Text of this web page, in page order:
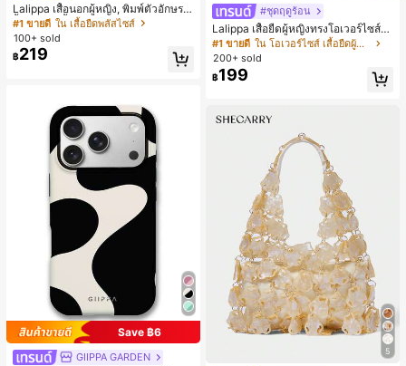
Lalippa เสื้อนอกผู้หญิง, พิมพ์ตัวอักษร, เ
สื้อยืดแขนสั้นฤดูร้อน, ลวดลาย, สีแอปริ
คอต, สีแดงเบอร์กันดี, พิมพ์ตัวอักษร, นั
กเรียน, กลางแจ้ง, สไตล์สตรีท, เสื้อยืดผู้
หญิงไซส์ใหญ่
#1 ขายดี ใน เสื้อยืดพลัสไซส์
100+ sold
฿219
Save ฿6
GIIPPA GARDEN
#ชุดฤดูร้อน
Lalippa เสื้อยืดผู้หญิงทรงโอเวอร์ไซส์ค
วามยาวกลาง คอกลม ไหล่ตก ลายพิมพ์
ตัวอักษรและลายทางแนวตั้ง สไตล์แฟชั่
นมินิมอล ของขวัญให้เพื่อน
#1 ขายดี
ใน โอเวอร์ไซส์ เสื้อยืดผู้หญิง
200+ sold
฿199
5